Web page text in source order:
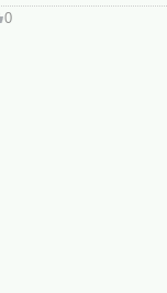
0